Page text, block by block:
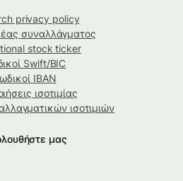
privacy policy
συναλλάγματος
stock ticker
Swift/BIC
IBAN
ισοτιμίας
ισοτιμιών
μας